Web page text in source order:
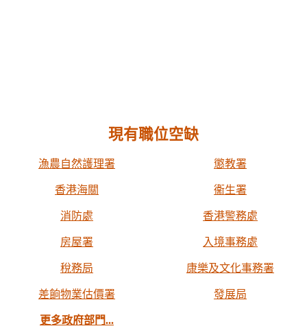
現有職位空缺
漁農自然護理署 懲教署
香港海關 衞生署
消防處 香港警務處
房屋署 入境事務處
稅務局 康樂及文化事務署
差餉物業估價署 發展局
更多政府部門...